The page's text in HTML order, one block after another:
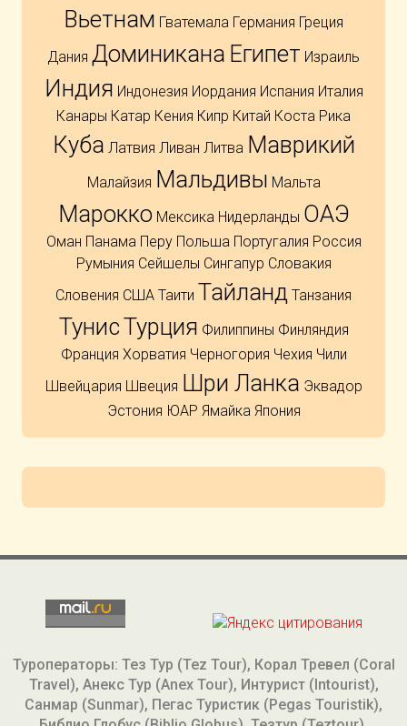
Вьетнам Гватемала Германия Греция
Дания Доминикана Египет Израиль
Индия Индонезия Иордания Испания Италия
Канары Катар Кения Кипр Китай Коста Рика
Куба Латвия Ливан Литва Маврикий
Малайзия Мальдивы Мальта
Марокко Мексика Нидерланды ОАЭ
Оман Панама Перу Польша Португалия Россия
Румыния Сейшелы Сингапур Словакия
Словения США Таити Тайланд Танзания
ТунисТурция Филиппины Финляндия
Франция Хорватия Черногория Чехия Чили
Швейцария Швеция Шри Ланка Эквадор
Эстония ЮАР Ямайка Япония
Туроператоры: Тез Тур (Tez Tour), Корал Тревел (Coral
Travel), Анекс Тур (Anex Tour), Интурист (Intourist),
Санмар (Sunmar), Пегас Туристик (Pegas Touristik),